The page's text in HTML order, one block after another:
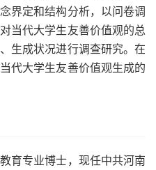
界定和结构分析，以问卷调
当代大学生友善价值观的总
生成状况进行调查研究。在
代大学生友善价值观生成的
育专业博士，现任中共河南